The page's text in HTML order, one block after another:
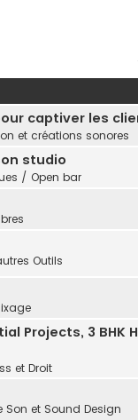
captiver les
et créations sonores
studio
/ Open bar
Outils
Projects, 3 BHK
et Droit
Son et Sound Design